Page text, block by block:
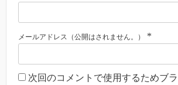
メールアドレス（公開はされません。） *
次回のコメントで使用するためブ